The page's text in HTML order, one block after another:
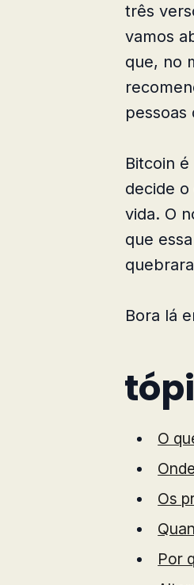
três
vamos
que, no
pessoas
Bitcoin
decide
vida. O
que
Bora lá
O
Os
Por